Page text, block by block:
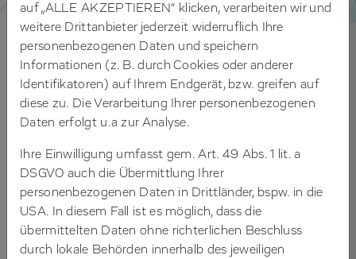
auf „ALLE AKZEPTIEREN“ klicken, verarbeiten wir und
weitere Drittanbieter jederzeit widerruflich Ihre
personenbezogenen Daten und speichern
Informationen (z. B. durch Cookies oder anderer
Identifikatoren) auf Ihrem Endgerät, bzw. greifen auf
diese zu. Die Verarbeitung Ihrer personenbezogenen
Daten erfolgt u.a zur Analyse.
Ihre Einwilligung umfasst gem. Art. 49 Abs. 1 lit. a
DSGVO auch die Übermittlung Ihrer
personenbezogenen Daten in Drittländer, bspw. in die
USA. In diesem Fall ist es möglich, dass die
übermittelten Daten ohne richterlichen Beschluss
durch lokale Behörden innerhalb des jeweiligen
Hertie Institute for AI in Brain Health –
Website & TYPO3 Umsetzung
INTELLIGENTES DESIGN UND
DATENARCHITEKTUR FÜR EIN
DEUTSCHLANDWEIT EINZIGARTIGES KI-INSTITUT
Kunde